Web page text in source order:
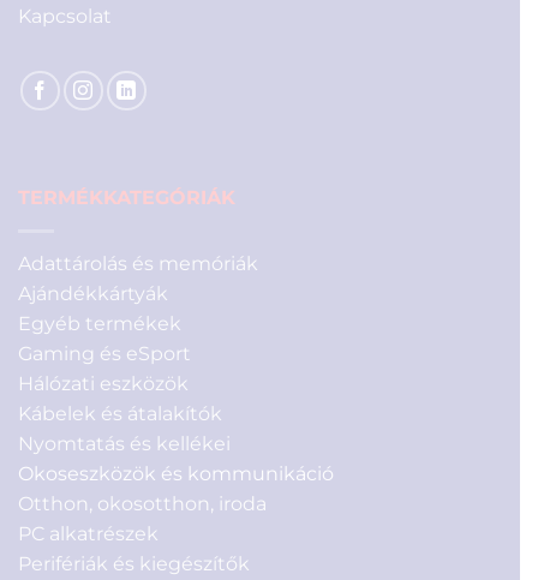
Kapcsolat
TERMÉKKATEGÓRIÁK
Adattárolás és memóriák
Ajándékkártyák
Egyéb termékek
Gaming és eSport
Hálózati eszközök
Kábelek és átalakítók
Nyomtatás és kellékei
Okoseszközök és kommunikáció
Otthon, okosotthon, iroda
PC alkatrészek
Perifériák és kiegészítők